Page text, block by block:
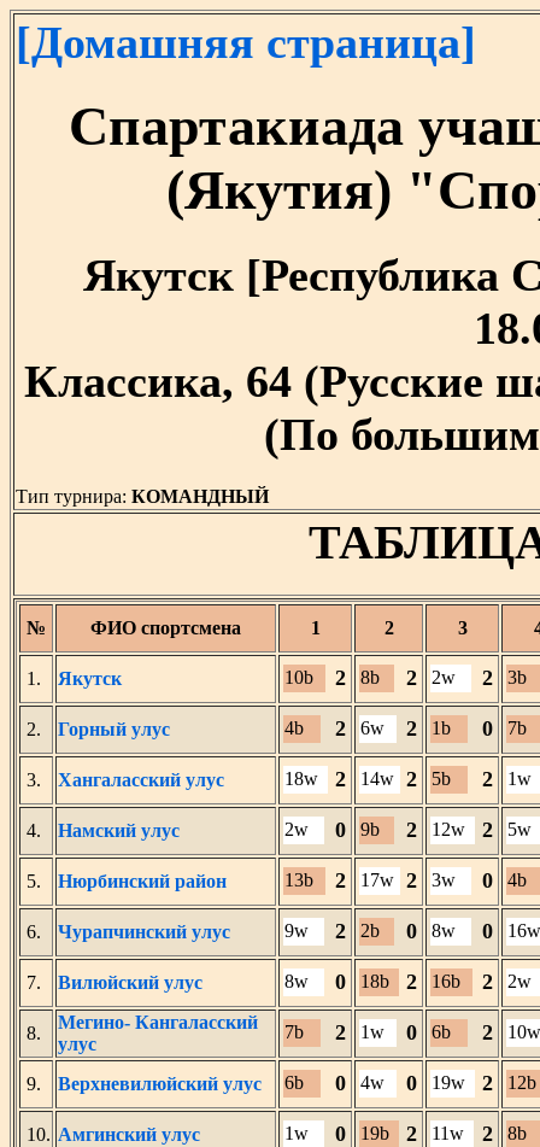
[Домашняя страница]
Спартакиада
(Якутия)
Якутск [Республика
Классика, 64 (Русские
(По
Тип турнира: КОМАНДНЫЙ
№ ФИО спортсмена 1 2 3
1. Якутск 10b 2 8b 2 2w 2 3b
2. Горный улус 4b 2 6w 2 1b 0 7b
3. Хангаласский улус 18w 2 14w 2 5b 2 1w
4. Намский улус 2w 0 9b 2 12w 2 5w
5. Нюрбинский район 13b 2 17w 2 3w 0 4b
6. Чурапчинский улус 9w 2 2b 0 8w 0 16w
7. Вилюйский улус 8w 0 18b 2 16b 2 2w
8.
Мегино- Кангаласский
улус
7b 2 1w 0 6b 2 10w
9. Верхневилюйский улус 6b 0 4w 0 19w 2 12b
10. Амгинский улус 1w 0 19b 2 11w 2 8b